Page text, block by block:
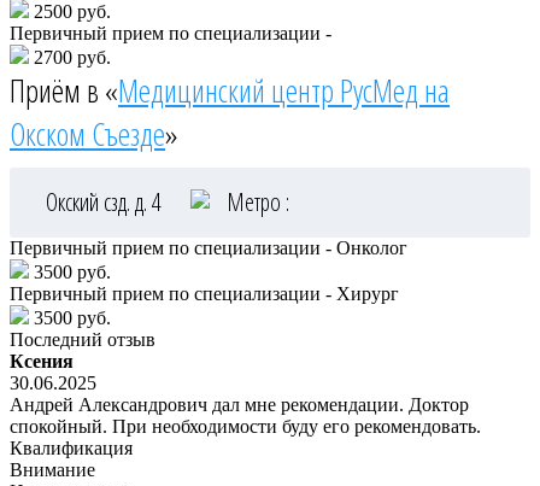
2500 руб.
Первичный прием по специализации -
2700 руб.
Приём в «Медицинский центр РусМед на
Окском Съезде»
Окский сзд. д. 4 Метро :
Первичный прием по специализации - Онколог
3500 руб.
Первичный прием по специализации - Хирург
3500 руб.
Последний отзыв
Ксения
30.06.2025
Андрей Александрович дал мне рекомендации. Доктор
спокойный. При необходимости буду его рекомендовать.
Квалификация
Внимание